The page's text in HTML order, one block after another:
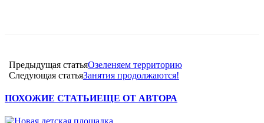
Предыдущая статьяОзеленяем территорию
Следующая статьяЗанятия продолжаются!
ПОХОЖИЕ СТАТЬИЕЩЕ ОТ АВТОРА